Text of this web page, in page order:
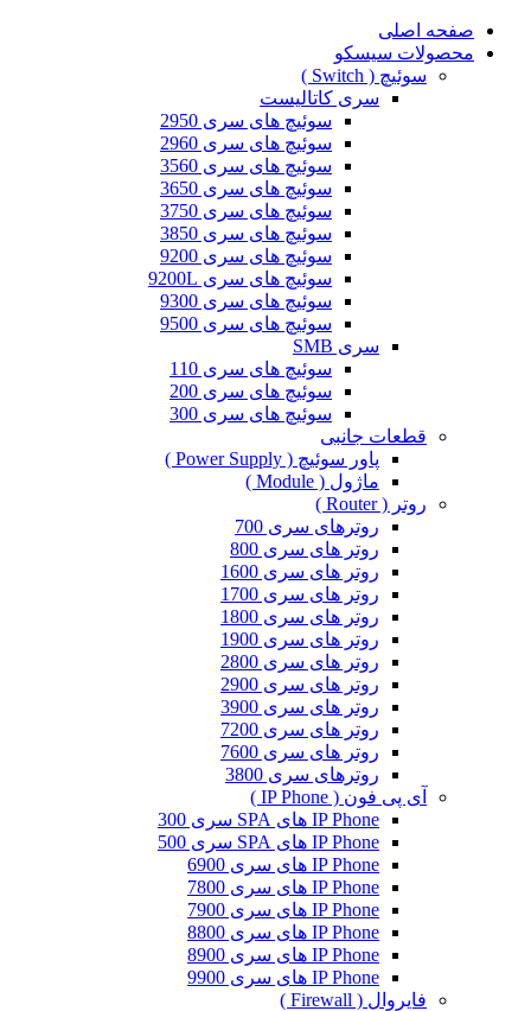
صفحه اصلی
محصولات سیسکو
سوئیچ ( Switch )
سری کاتالیست
سوئیچ های سری 2950
سوئیچ های سری 2960
سوئیچ های سری 3560
سوئیچ های سری 3650
سوئیچ های سری 3750
سوئیچ های سری 3850
سوئیچ های سری 9200
سوئیچ های سری 9200L
سوئیچ های سری 9300
سوئیچ های سری 9500
سری SMB
سوئیچ های سری 110
سوئیچ های سری 200
سوئیچ های سری 300
قطعات جانبی
پاور سوئیچ ( Power Supply )
ماژول ( Module )
روتر ( Router )
روترهای سری 700
روتر های سری 800
روتر های سری 1600
روتر های سری 1700
روتر های سری 1800
روتر های سری 1900
روتر های سری 2800
روتر های سری 2900
روتر های سری 3900
روتر های سری 7200
روتر های سری 7600
روترهای سری 3800
آی پی فون ( IP Phone )
IP Phone های SPA سری 300
IP Phone های SPA سری 500
IP Phone های سری 6900
IP Phone های سری 7800
IP Phone های سری 7900
IP Phone های سری 8800
IP Phone های سری 8900
IP Phone های سری 9900
فایروال ( Firewall )